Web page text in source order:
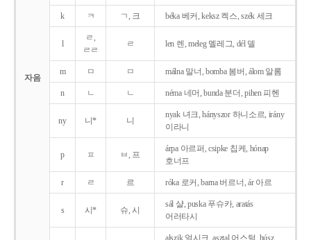
자음
k ㅋ ㄱ, 크 béka 베커, keksz 켁스, szék 세크
l
ㄹ,
ㄹㄹ
ㄹ len 렌, meleg 멜레그, dél 델
m ㅁ ㅁ málna 말너, bomba 봄버, álom 알롬
n ㄴ ㄴ néma 네머, bunda 분더, pihen 피헨
ny 니* 니
nyak 녀크, hányszor 하니소르, irány
이라니
p ㅍ ㅂ, 프
árpa 아르퍼, csipke 칩케, hónap
호너프
r ㄹ 르 róka 로커, barna 버르너, ár 아르
s 시* 슈, 시
sál 샬, puska 푸슈카, aratás
어러타시
alszik 얼시크, asztal 어스털, húsz